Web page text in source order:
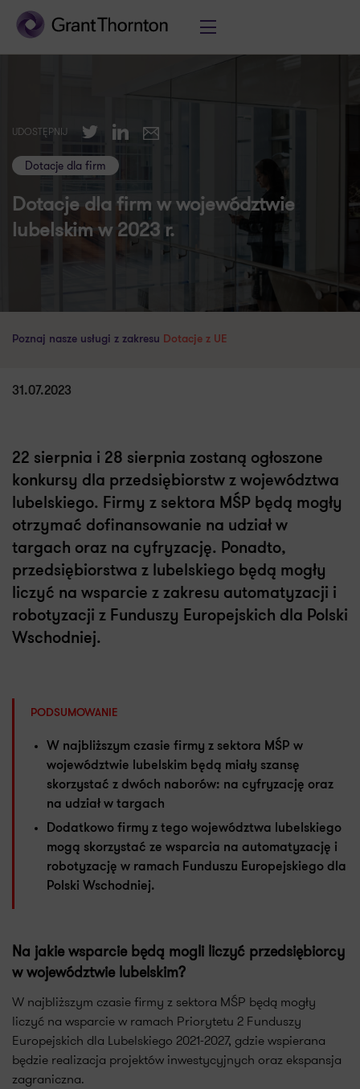
UDOSTĘPNIJ TwitterLinkedIn
E-mail
Dotacje dla firm
Dotacje dla firm w województwie
lubelskim w 2023 r.
Poznaj nasze usługi z zakresu Dotacje z UE
31.07.2023
22 sierpnia i 28 sierpnia zostaną ogłoszone
konkursy dla przedsiębiorstw z województwa
lubelskiego. Firmy z sektora MŚP będą mogły
otrzymać dofinansowanie na udział w
targach oraz na cyfryzację. Ponadto,
przedsiębiorstwa z lubelskiego będą mogły
liczyć na wsparcie z zakresu automatyzacji i
robotyzacji z Funduszy Europejskich dla Polski
Wschodniej.
PODSUMOWANIE
W najbliższym czasie firmy z sektora MŚP w
województwie lubelskim będą miały szansę
skorzystać z dwóch naborów: na cyfryzację oraz
na udział w targach
Dodatkowo firmy z tego województwa lubelskiego
mogą skorzystać ze wsparcia na automatyzację i
robotyzację w ramach Funduszu Europejskiego dla
Polski Wschodniej.
Na jakie wsparcie będą mogli liczyć przedsiębiorcy
w województwie lubelskim?
W najbliższym czasie firmy z sektora MŚP będą mogły
liczyć na wsparcie w ramach Priorytetu 2 Funduszy
Europejskich dla Lubelskiego 2021-2027, gdzie wspierana
będzie realizacja projektów inwestycyjnych oraz ekspansja
zagraniczna.